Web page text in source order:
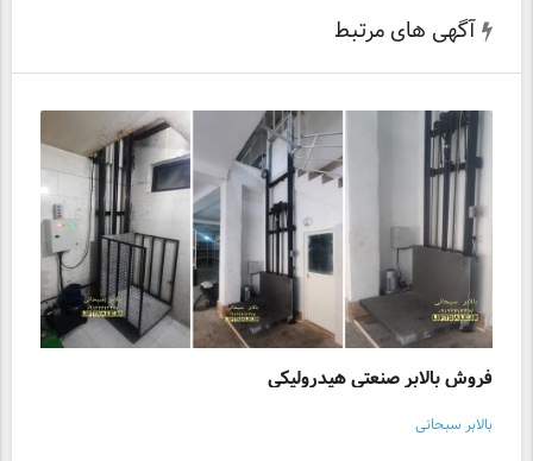
آگهی های مرتبط
فروش بالابر صنعتی هیدرولیکی
بالابر سبحانی